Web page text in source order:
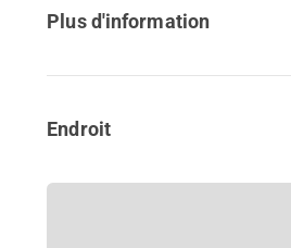
Plus d'information
Endroit